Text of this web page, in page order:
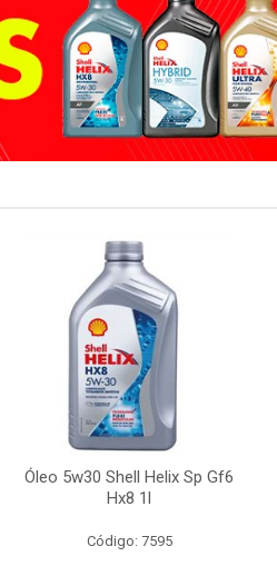
Óleo 5w30 Shell Helix Sp Gf6
Hx8 1l
Código: 7595